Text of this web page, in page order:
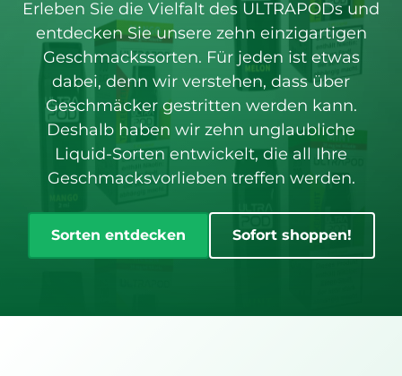
Erleben Sie die Vielfalt des ULTRAPODs und
entdecken Sie unsere zehn einzigartigen
Geschmackssorten. Für jeden ist etwas
dabei, denn wir verstehen, dass über
Geschmäcker gestritten werden kann.
Deshalb haben wir zehn unglaubliche
Liquid-Sorten entwickelt, die all Ihre
Geschmacksvorlieben treffen werden.
Sorten entdecken Sofort shoppen!